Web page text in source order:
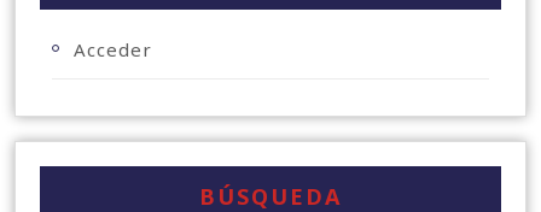
Acceder
BÚSQUEDA